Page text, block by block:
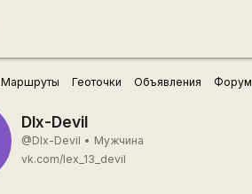
Маршруты Геоточки Объявления Форум
Dlx-Devil
@Dlx-Devil • Мужчина
vk.com/lex_13_devil